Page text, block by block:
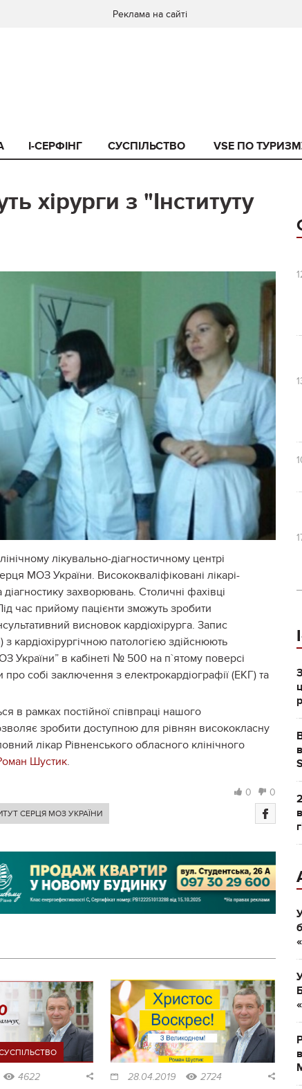
Реклама на сайті
I-СЕРФІНГ СУСПІЛЬСТВО VSE ПО
хірурги з "Інституту
лікувально-діагностичному центрі
МОЗ України. Висококваліфіковані лікарі-
захворювань. Столичні фахівці
час прийому пацієнти зможуть зробити
висновок кардіохірурга. Запис
з кардіохірургічною патологією здійснюють
України” в кабінеті № 500 на п`ятому поверсі
собі заключення з електрокардіографії (ЕКГ) та
в рамках постійної співпраці нашого
зробити доступною для рівнян висококласну
лікар Рівненського обласного клінічного
Шустик.
0 0
СЕРЦЯ МОЗ УКРАЇНИ
4622 28.04.2019 2724